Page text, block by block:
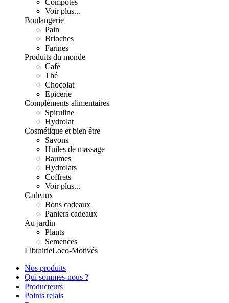
Compotes
Voir plus...
Boulangerie
Pain
Brioches
Farines
Produits du monde
Café
Thé
Chocolat
Epicerie
Compléments alimentaires
Spiruline
Hydrolat
Cosmétique et bien être
Savons
Huiles de massage
Baumes
Hydrolats
Coffrets
Voir plus...
Cadeaux
Bons cadeaux
Paniers cadeaux
Au jardin
Plants
Semences
LibrairieLoco-Motivés
Nos produits
Qui sommes-nous ?
Producteurs
Points relais